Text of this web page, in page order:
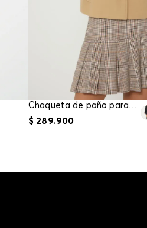
Chaqueta de paño para mujer
$ 289.900